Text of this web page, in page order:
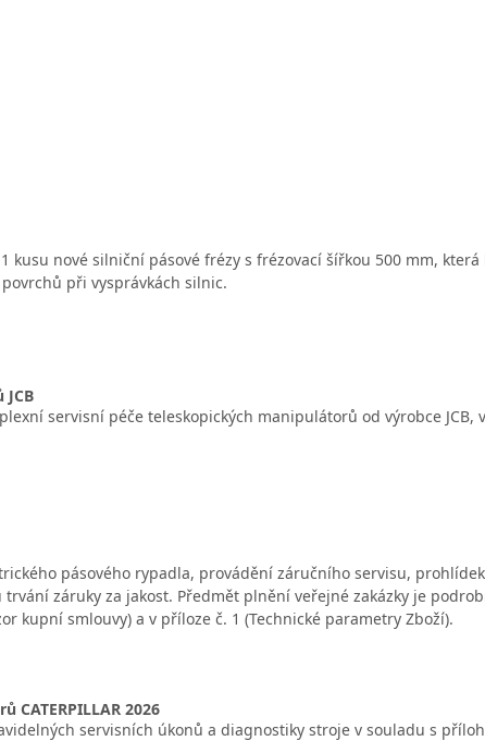
kusu nové silniční pásové frézy s frézovací šířkou 500 mm,
při vysprávkách silnic.
servisní péče teleskopických manipulátorů od výrobce JCB,
pásového rypadla, provádění záručního servisu,
záruky za jakost. Předmět plnění veřejné zakázky je
kupní smlouvy) a v příloze č. 1 (Technické parametry Zboží).
CATERPILLAR 2026
servisních úkonů a diagnostiky stroje v souladu s